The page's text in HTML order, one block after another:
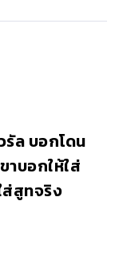
ล บอกโดน
าบอกให้ใส่
ส่สูทจริง